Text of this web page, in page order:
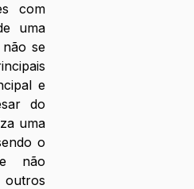
com
uma
se
e
do
uma
o
não